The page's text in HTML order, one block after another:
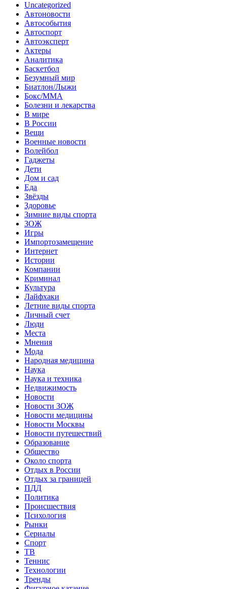
Uncategorized
Автоновости
Автособытия
Автоспорт
Автоэксперт
Актеры
Аналитика
Баскетбол
Безумный мир
Биатлон/Лыжи
Бокс/MMA
Болезни и лекарства
В мире
В России
Вещи
Военные новости
Волейбол
Гаджеты
Дети
Дом и сад
Еда
Звёзды
Здоровье
Зимние виды спорта
ЗОЖ
Игры
Импортозамещение
Интернет
Истории
Компании
Криминал
Культура
Лайфхаки
Летние виды спорта
Личный счет
Люди
Места
Мнения
Мода
Народная медицина
Наука
Наука и техника
Недвижимость
Новости
Новости ЗОЖ
Новости медицины
Новости Москвы
Новости путешествий
Образование
Общество
Около спорта
Отдых в России
Отдых за границей
ПДД
Политика
Происшествия
Психология
Рынки
Сериалы
Спорт
ТВ
Теннис
Технологии
Тренды